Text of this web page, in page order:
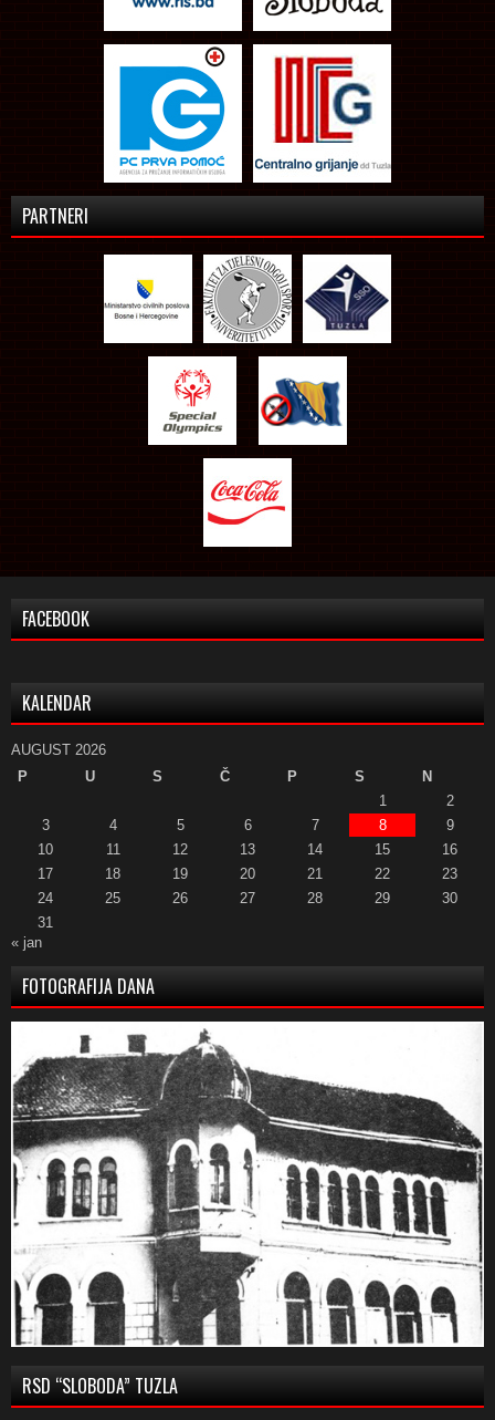
PARTNERI
FACEBOOK
KALENDAR
AUGUST 2026
P
U S Č P S
N
1
2
3
4 5 6 7 8
9
10
11 12 13 14 15
16
17
18 19 20 21 22
23
24
25 26 27 28 29
30
31
« jan
FOTOGRAFIJA DANA
RSD “SLOBODA” TUZLA